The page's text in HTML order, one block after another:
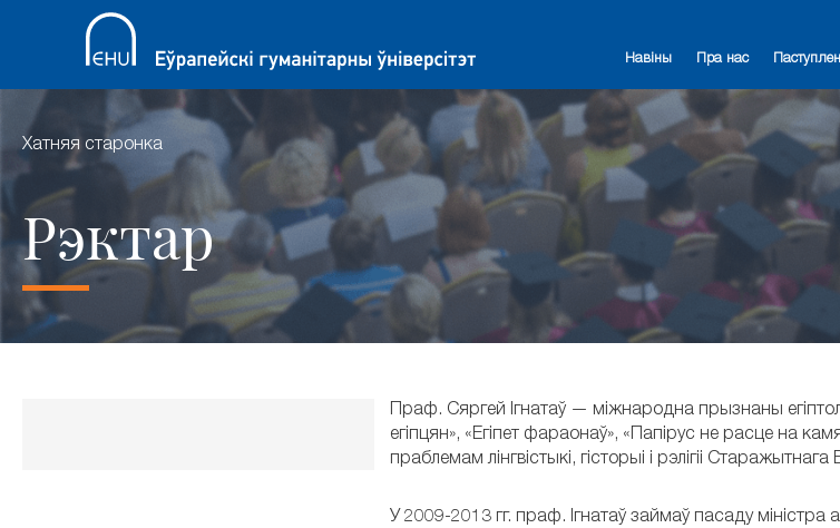
Навіны Пра нас
Хатняя старонка
Рэктар
Праф. Сяргей Ігнатаў — міжнародна прызнаны
егіпцян», «Егіпет фараонаў», «Папірус не расце на
праблемам лінгвістыкі, гісторыі і рэлігіі Старажытнага
У 2009-2013 гг. праф. Ігнатаў займаў пасаду міністра